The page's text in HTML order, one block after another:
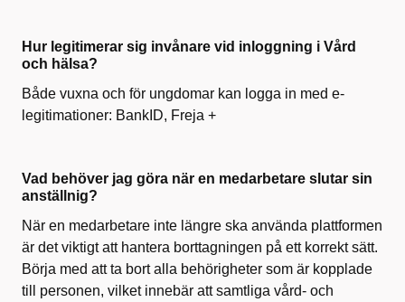
Hur legitimerar sig invånare vid inloggning i Vård
och hälsa?
Både vuxna och för ungdomar kan logga in med e-
legitimationer: BankID, Freja +
Vad behöver jag göra när en medarbetare slutar sin
anställnig?
När en medarbetare inte längre ska använda plattformen
är det viktigt att hantera borttagningen på ett korrekt sätt.
Börja med att ta bort alla behörigheter som är kopplade
till personen, vilket innebär att samtliga vård- och